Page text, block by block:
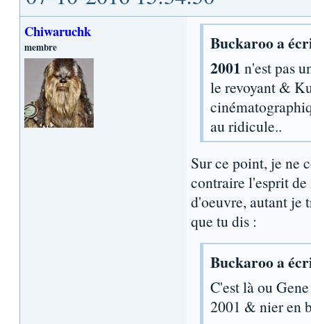
Chiwaruchk
membre
Buckaroo a
2001 n'est pas
le revoyant &
au ridicule..
Sur ce point, je ne
contraire l'esprit
d'oeuvre, autant je
que tu dis :
Buckaroo a
C'est là ou
2001 & nier en